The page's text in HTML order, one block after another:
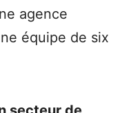
agence
équipe de six